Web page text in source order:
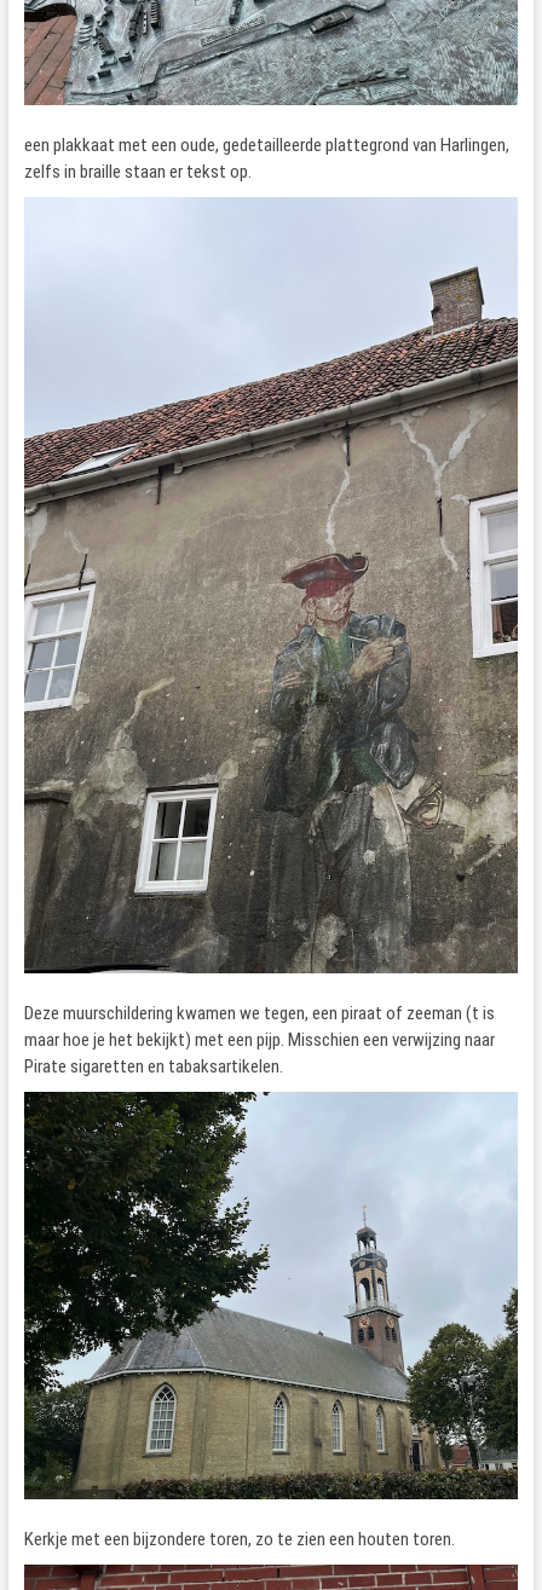
een plakkaat met een oude, gedetailleerde plattegrond van Harlingen,
zelfs in braille staan er tekst op.
Deze muurschildering kwamen we tegen, een piraat of zeeman (t is
maar hoe je het bekijkt) met een pijp. Misschien een verwijzing naar
Pirate sigaretten en tabaksartikelen.
Kerkje met een bijzondere toren, zo te zien een houten toren.